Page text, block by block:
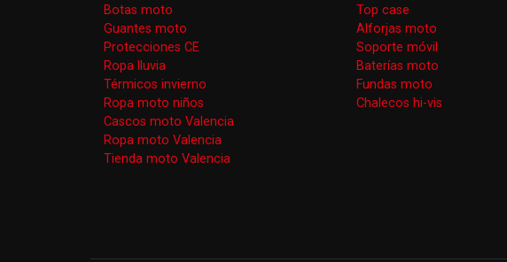
Botas moto
Guantes moto
Protecciones CE
Ropa lluvia
Térmicos invierno
Ropa moto niños
Cascos moto Valencia
Ropa moto Valencia
Tienda moto Valencia
Top case
Alforjas moto
Soporte móvil
Baterías moto
Fundas moto
Chalecos hi-vis